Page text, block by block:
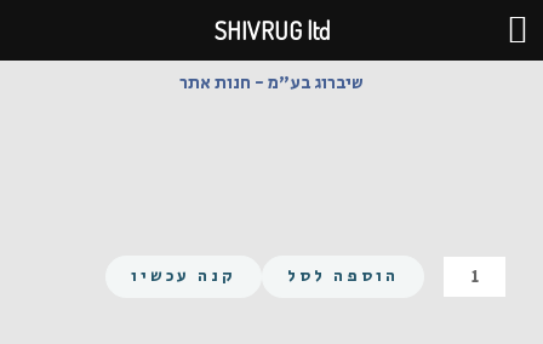
דילוג
לתוכן
שיברוג בע"מ - חנות אתר
כמות
של
הוספה לסל קנה עכשיו
SHIVRUG ltd